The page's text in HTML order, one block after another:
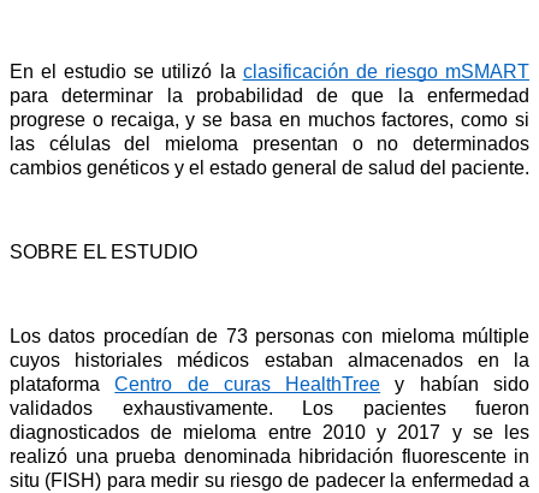
En el estudio se utilizó la clasificación de riesgo mSMART
para determinar la probabilidad de que la enfermedad
progrese o recaiga, y se basa en muchos factores, como si
las células del mieloma presentan o no determinados
cambios genéticos y el estado general de salud del paciente.
SOBRE EL ESTUDIO
Los datos procedían de 73 personas con mieloma múltiple
cuyos historiales médicos estaban almacenados en la
plataforma Centro de curas HealthTree y habían sido
validados exhaustivamente. Los pacientes fueron
diagnosticados de mieloma entre 2010 y 2017 y se les
realizó una prueba denominada hibridación fluorescente in
situ (FISH) para medir su riesgo de padecer la enfermedad a